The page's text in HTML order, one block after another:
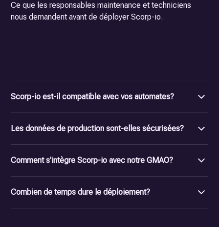
Ce que les responsables maintenance et techniciens
nous demandent avant de déployer Scorp-io.
Scorp-io est-il compatible avec vos automates?
: OPC-UA, Modbus TCP/RTU...
à la plateforme.
Les données de production sont-elles sécurisées?
France, sur des serveurs sécurisés conformes aux
Comment s'intègre Scorp-io avec notre GMAO?
GMAO, votre ERP et vos systèmes MES. Les alertes de
Combien de temps dure le déploiement?